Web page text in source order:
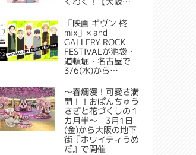
「映画 ギヴン 柊
mix」× and
GALLERY ROCK
FESTIVALが池袋・
道頓堀・名古屋で
3/6(水)から…
～春爛漫！可愛さ満
開！！おぱんちゅう
さぎと花づくしの１
カ月半～ 3月1日
(金)から大阪の地下
街『ホワイティうめ
だ』で開催